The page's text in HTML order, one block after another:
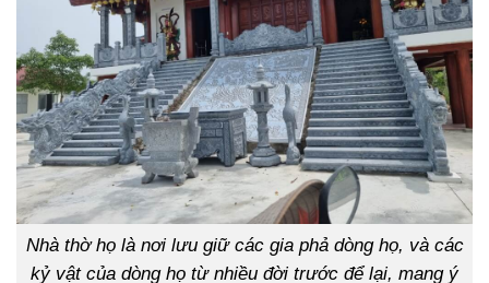
Nhà thờ họ là nơi lưu giữ các gia phả dòng họ, và các
kỷ vật của dòng họ từ nhiều đời trước để lại, mang ý